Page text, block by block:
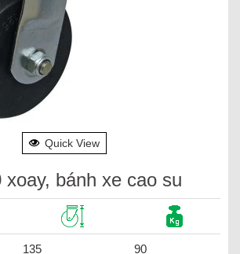
Quick View
xoay, bánh xe cao su
135 90